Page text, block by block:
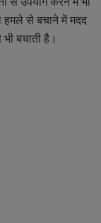
हमले से बचाने में मदद
बचाती है।